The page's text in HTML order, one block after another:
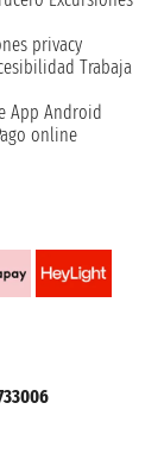
privacy
Trabaja
App Android
online